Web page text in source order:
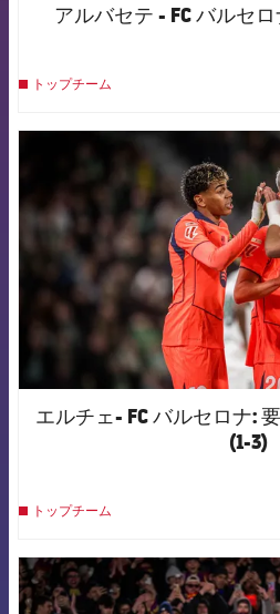
アルバセテ - FC バルセ
トップチーム
エルチェ- FC バルセロナ:
(1-3)
トップチーム
FCB